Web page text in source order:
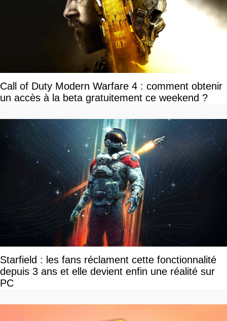
Call of Duty Modern Warfare 4 : comment obtenir
un accès à la beta gratuitement ce weekend ?
Starfield : les fans réclament cette fonctionnalité
depuis 3 ans et elle devient enfin une réalité sur
PC